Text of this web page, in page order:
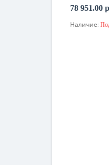
78 951.00
По
Наличие: